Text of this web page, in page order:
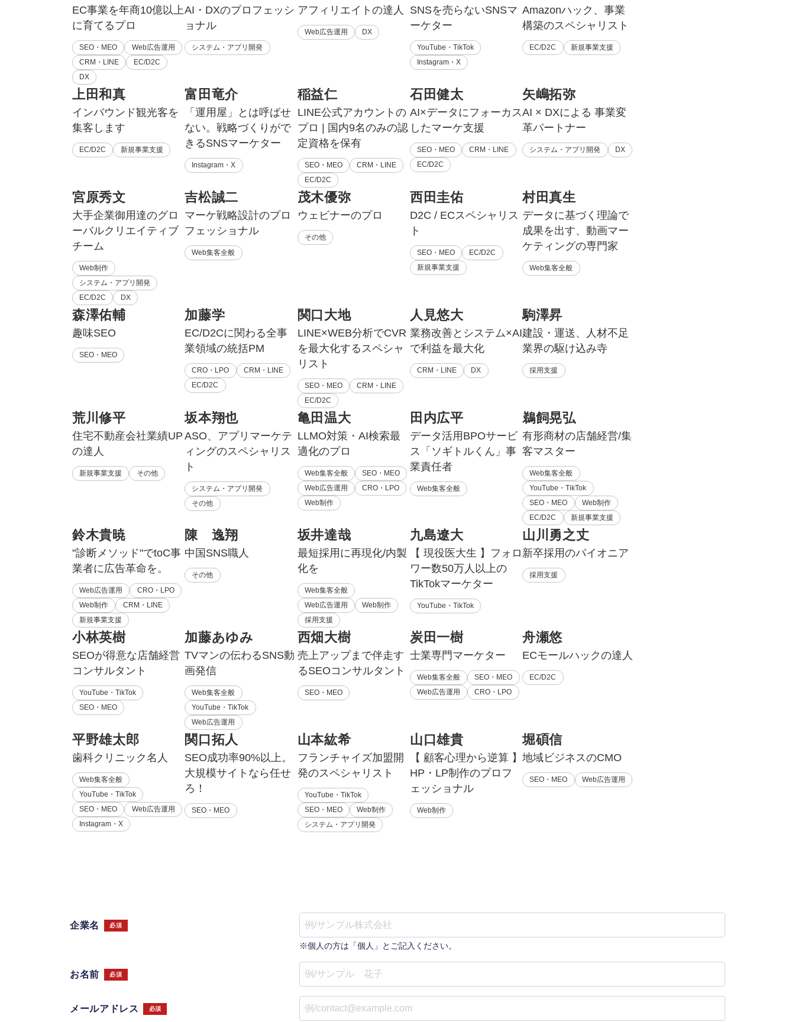
EC事業を年商10億以上
に育てるプロ
SEO・MEO
Web広告運用
CRM・LINE
EC/D2C
DX
AI・DXのプロフェッシ
ョナル
システム・アプリ開発
アフィリエイトの達人
Web広告運用 DX
SNSを売らないSNSマ
ーケター
YouTube・TikTok
Instagram・X
Amazonハック、事業
構築のスペシャリスト
EC/D2C 新規事業支援
上田和真
インバウンド観光客を
集客します
EC/D2C 新規事業支援
富田竜介
「運用屋」とは呼ばせ
ない。戦略づくりがで
きるSNSマーケター
Instagram・X
稲益仁
LINE公式アカウントの
プロ | 国内9名のみの認
定資格を保有
SEO・MEO
CRM・LINE
EC/D2C
石田健太
AI×データにフォーカス
したマーケ支援
SEO・MEO
CRM・LINE
EC/D2C
矢嶋拓弥
AI × DXによる 事業変
革パートナー
システム・アプリ開発 DX
宮原秀文
大手企業御用達のグロ
ーバルクリエイティブ
チーム
Web制作
システム・アプリ開発
EC/D2C
DX
吉松誠二
マーケ戦略設計のプロ
フェッショナル
Web集客全般
茂木優弥
ウェビナーのプロ
その他
西田圭佑
D2C / ECスペシャリス
ト
SEO・MEO
EC/D2C
新規事業支援
村田真生
データに基づく理論で
成果を出す、動画マー
ケティングの専門家
Web集客全般
森澤佑輔
趣味SEO
SEO・MEO
加藤学
EC/D2Cに関わる全事
業領域の統括PM
CRO・LPO
CRM・LINE
EC/D2C
関口大地
LINE×WEB分析でCVR
を最大化するスペシャ
リスト
SEO・MEO
CRM・LINE
EC/D2C
人見悠大
業務改善とシステム×AI
で利益を最大化
CRM・LINE DX
駒澤昇
建設・運送、人材不足
業界の駆け込み寺
採用支援
荒川修平
住宅不動産会社業績UP
の達人
新規事業支援 その他
坂本翔也
ASO、アプリマーケテ
ィングのスペシャリス
ト
システム・アプリ開発
その他
亀田温大
LLMO対策・AI検索最
適化のプロ
Web集客全般
SEO・MEO
Web広告運用
CRO・LPO
Web制作
田内広平
データ活用BPOサービ
ス「ソギトルくん」事
業責任者
Web集客全般
鵜飼晃弘
有形商材の店舗経営/集
客マスター
Web集客全般
YouTube・TikTok
SEO・MEO
Web制作
EC/D2C
新規事業支援
鈴木貴暁
"診断メソッド"でtoC事
業者に広告革命を。
Web広告運用
CRO・LPO
Web制作
CRM・LINE
新規事業支援
陳 逸翔
中国SNS職人
その他
坂井達哉
最短採用に再現化/内製
化を
Web集客全般
Web広告運用
Web制作
採用支援
九島遼大
【 現役医大生 】フォロ
ワー数50万人以上の
TikTokマーケター
YouTube・TikTok
山川勇之丈
新卒採用のパイオニア
採用支援
小林英樹
SEOが得意な店舗経営
コンサルタント
YouTube・TikTok
SEO・MEO
加藤あゆみ
TVマンの伝わるSNS動
画発信
Web集客全般
YouTube・TikTok
Web広告運用
西畑大樹
売上アップまで伴走す
るSEOコンサルタント
SEO・MEO
炭田一樹
士業専門マーケター
Web集客全般
SEO・MEO
Web広告運用
CRO・LPO
舟瀬悠
ECモールハックの達人
EC/D2C
平野雄太郎
歯科クリニック名人
Web集客全般
YouTube・TikTok
SEO・MEO
Web広告運用
Instagram・X
関口拓人
SEO成功率90%以上。
大規模サイトなら任せ
ろ！
SEO・MEO
山本紘希
フランチャイズ加盟開
発のスペシャリスト
YouTube・TikTok
SEO・MEO
Web制作
システム・アプリ開発
山口雄貴
【 顧客心理から逆算 】
HP・LP制作のプロフ
ェッショナル
Web制作
堀碩信
地域ビジネスのCMO
SEO・MEO Web広告運用
企業名 必須
※個人の方は「個人」とご記入ください。
お名前 必須
メールアドレス 必須